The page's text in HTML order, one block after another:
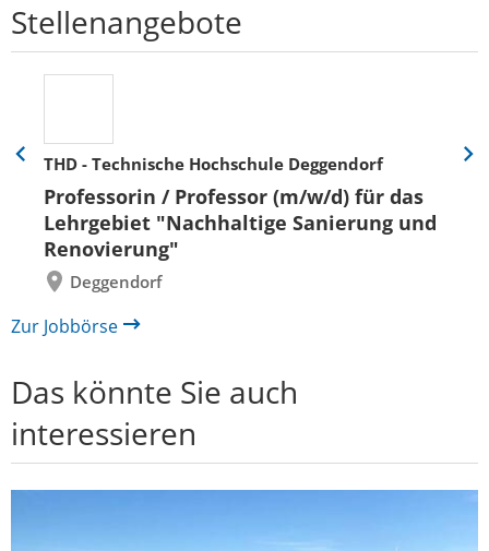
Stellenangebote
THD - Technische Hochschule Deggendorf
Professorin / Professor (m/w/d) für das
Lehrgebiet "Nachhaltige Sanierung und
Renovierung"
Deggendorf
Eine
zurück
Eine
Zur Jobbörse
Das könnte Sie auch
interessieren